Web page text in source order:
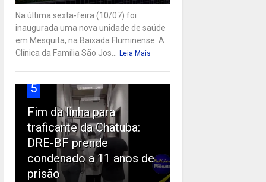
Na última sexta-feira (10/07) foi
inaugurada uma nova unidade de saúde
em Mesquita, na Baixada Fluminense. A
Clínica da Família São Jos... Leia Mais
5
Fim da linha para
traficante da Chatuba:
DRE-BF prende
condenado a 11 anos de
prisão